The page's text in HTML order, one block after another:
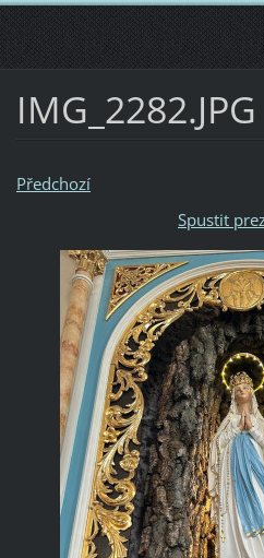
IMG_2282.JPG
Předchozí
Spustit